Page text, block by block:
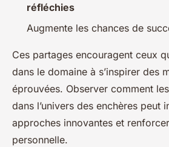
réfléchies
Augmente les chances de
Ces partages encouragent ceux
dans le domaine à s’inspirer des
éprouvées. Observer comment
dans l’univers des enchères peut
approches innovantes et
personnelle.